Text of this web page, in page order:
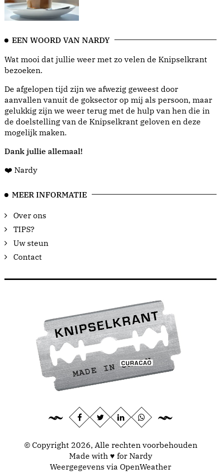
EEN WOORD VAN NARDY
Wat mooi dat jullie weer met zo velen de Knipselkrant
bezoeken.
De afgelopen tijd zijn we afwezig geweest door
aanvallen vanuit de goksector op mij als persoon, maar
gelukkig zijn we weer terug met de hulp van hen die in
de doelstelling van de Knipselkrant geloven en deze
mogelijk maken.
Dank jullie allemaal!
❤️ Nardy
MEER INFORMATIE
Over ons
TIPS?
Uw steun
Contact
© Copyright 2026, Alle rechten voorbehouden
Made with ♥ for Nardy
Weergegevens via OpenWeather